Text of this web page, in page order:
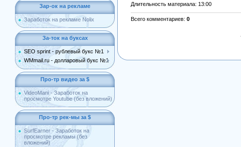
Зар-ок на рекламе
Заработок на рекламе Nolix
За-ток на буксах
SEO sprint - рублевый букс №1
WMmail.ru - долларовый букс №1
Про-тр видео за $
VideoMani - Заработок на
просмотре Youtube (без вложений)
Про-тр рек-мы за $
SurfEarner - Заработок на
просмотре рекламы (без
вложений)
Длительность материала: 13:00
Всего комментариев: 0